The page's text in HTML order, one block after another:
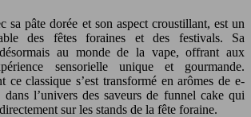
sa pâte dorée et son aspect croustillant, est un
des fêtes foraines et des festivals. Sa
au monde de la vape, offrant aux
sensorielle unique et gourmande.
ce classique s’est transformé en arômes de e-
l’univers des saveurs de funnel cake qui
sur les stands de la fête foraine.